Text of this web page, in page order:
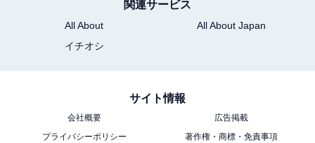
関連サービス
All About
All About Japan
イチオシ
サイト情報
会社概要
広告掲載
プライバシーポリシー
著作権・商標・免責事項